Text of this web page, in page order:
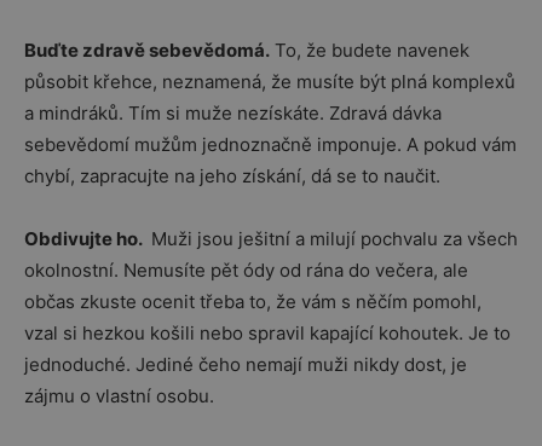
Buďte zdravě sebevědomá. To, že budete navenek
působit křehce, neznamená, že musíte být plná komplexů
a mindráků. Tím si muže nezískáte. Zdravá dávka
sebevědomí mužům jednoznačně imponuje. A pokud vám
chybí, zapracujte na jeho získání, dá se to naučit.
Obdivujte ho. Muži jsou ješitní a milují pochvalu za všech
okolnostní. Nemusíte pět ódy od rána do večera, ale
občas zkuste ocenit třeba to, že vám s něčím pomohl,
vzal si hezkou košili nebo spravil kapající kohoutek. Je to
jednoduché. Jediné čeho nemají muži nikdy dost, je
zájmu o vlastní osobu.